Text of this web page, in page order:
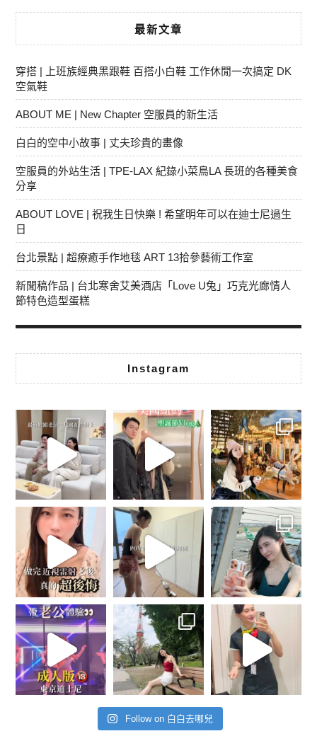
最新文章
穿搭 | 上班族經典黑跟鞋 百搭小白鞋 工作休閒一次搞定 DK
空氣鞋
ABOUT ME | New Chapter 空服員的新生活
白白的空中小故事 | 丈夫珍貴的畫像
空服員的外站生活 | TPE-LAX 紀錄小菜鳥LA 長班的各種美食
分享
ABOUT LOVE | 祝我生日快樂 ! 希望明年可以在迪士尼過生
日
台北景點 | 超療癒手作地毯 ART 13拾參藝術工作室
新聞稿作品 | 台北寒舍艾美酒店「Love U兔」巧克光廊情人
節特色造型蛋糕
Instagram
Follow on 白白去哪兒